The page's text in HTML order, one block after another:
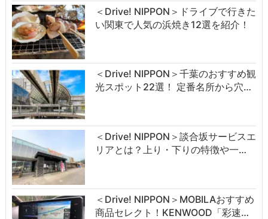
＜Drive! NIPPON＞ドライブで行きた
い関東で人気の浜焼き12選を紹介！
＜Drive! NIPPON＞千葉のおすすめ観
光スポット22選！ 定番名所から穴…
＜Drive! NIPPON＞談合坂サービスエ
リアとは？上り・下りの特徴や一…
＜Drive! NIPPON＞MOBILAおすすめ
商品セレクト！KENWOOD「彩速…